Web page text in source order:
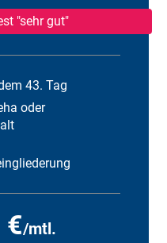
"sehr gut"
43. Tag
oder
€/mtl.